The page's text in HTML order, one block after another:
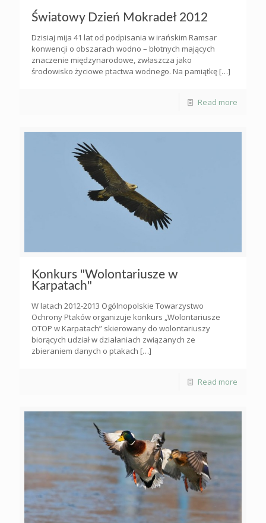
Światowy Dzień Mokradeł 2012
Dzisiaj mija 41 lat od podpisania w irańskim Ramsar
konwencji o obszarach wodno – błotnych mających
znaczenie międzynarodowe, zwłaszcza jako
środowisko życiowe ptactwa wodnego. Na pamiątkę […]
Read more
Konkurs "Wolontariusze w
Karpatach"
W latach 2012-2013 Ogólnopolskie Towarzystwo
Ochrony Ptaków organizuje konkurs „Wolontariusze
OTOP w Karpatach” skierowany do wolontariuszy
biorących udział w działaniach związanych ze
zbieraniem danych o ptakach […]
Read more